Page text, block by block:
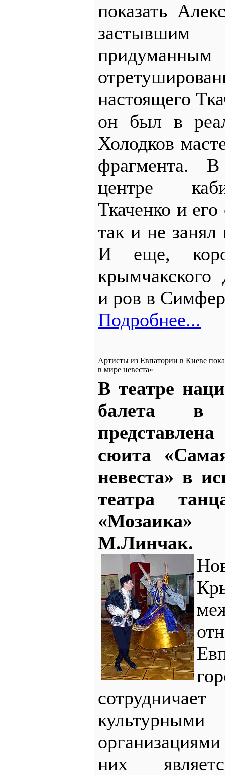
показать
настоящего
он был в
Холодков
фрагмента.
центре
Ткаченко и
так и не занял
И еще,
крымчакского
и ров в
Подробнее...
Артисты из Евпатории в Киеве
в мире невеста»
В театре
балета в
сюита
невеста» в
театра
М.Линчак.
них